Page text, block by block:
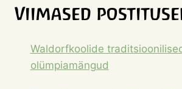
Viimased
Waldorfkoolide
olümpiamängud